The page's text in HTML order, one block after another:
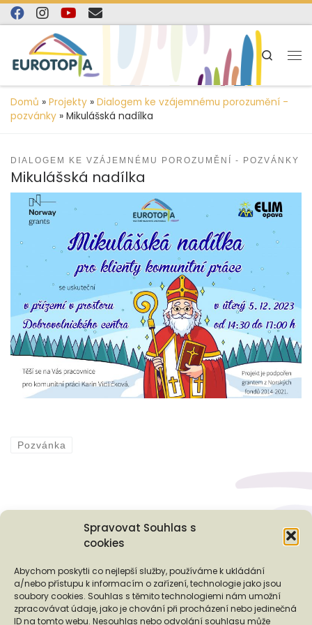
Spravovat Souhlas s
cookies
Abychom poskytli co nejlepší služby, používáme k ukládání
a/nebo přístupu k informacím o zařízení, technologie jako jsou
soubory cookies. Souhlas s těmito technologiemi nám umožní
zpracovávat údaje, jako je chování při procházení nebo jedinečná
ID na tomto webu. Nesouhlas nebo odvolání souhlasu může
content
Skip to content
Search
Domů » Projekty » Dialogem ke vzájemnému porozumění -
pozvánky » Mikulášská nadílka
DIALOGEM KE VZÁJEMNÉMU POROZUMĚNÍ - POZVÁNKY
Mikulášská nadílka
Pozvánka
Podporují nás...